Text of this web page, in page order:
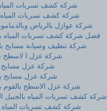
شركة كشف تسربات المياه
شركة كشف تسربات المياه
شركة عوازل بالرياض
فضل شركة كشف تسربات المياه
شركة تنظيف وصيانة مسابح
شركة عزل ا لاسطح
شركة عزل مسابح
شركة عزل مسابح
شركة عزل الاسطح بالفوم
شركة كشف تسربات المياه بالجبيل
شركة كشف تسربات